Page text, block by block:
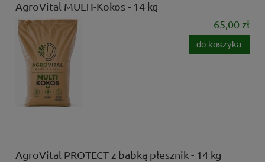
AgroVital MULTI-Kokos - 14 kg
65,00 zł
do koszyka
AgroVital PROTECT z babką płesznik - 14 kg